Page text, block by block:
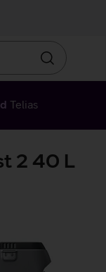
Otsin
Telias
2 40 L